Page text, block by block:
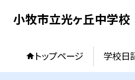
小牧市立光ヶ丘中学校
トップページ 学校日